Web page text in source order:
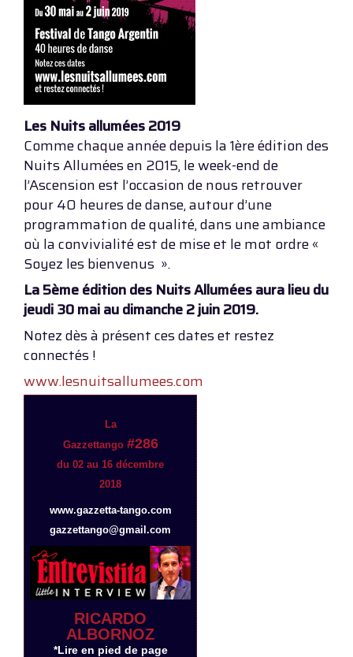
Les Nuits allumées 2019
Comme chaque année depuis la 1ère édition des
Nuits Allumées en 2015, le week-end de
l’Ascension est l’occasion de nous retrouver
pour 40 heures de danse, autour d’une
programmation de qualité, dans une ambiance
où la convivialité est de mise et le mot ordre «
Soyez les bienvenus ».
La 5ème édition des Nuits Allumées aura lieu du
jeudi 30 mai au dimanche 2 juin 2019.
Notez dès à présent ces dates et restez
connectés !
www.lesnuitsallumees.com
La
Gazzettango #286
du 02 au 16 décembre
2018
www.gazzetta-tango.com
gazzettango@gmail.com
RICARDO
ALBORNOZ
*Lire en pied de page